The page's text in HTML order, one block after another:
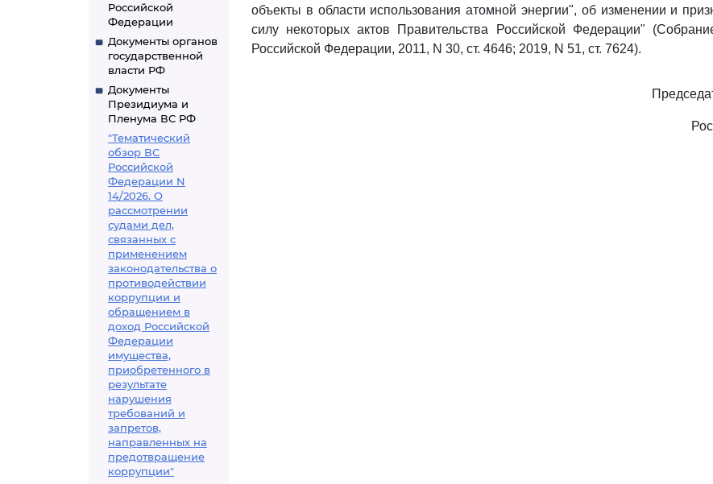
Российской
Федерации
Документы органов
государственной
власти РФ
Документы
Президиума и
Пленума ВС РФ
"Тематический
обзор ВС
Российской
Федерации N
14/2026. О
рассмотрении
судами дел,
связанных с
применением
законодательства о
противодействии
коррупции и
обращением в
доход Российской
Федерации
имущества,
приобретенного в
результате
нарушения
требований и
запретов,
направленных на
предотвращение
коррупции"
объекты в области использования атомной энергии", об изменении и
силу некоторых актов Правительства Российской Федерации"
Российской Федерации, 2011, N 30, ст. 4646; 2019, N 51, ст. 7624).